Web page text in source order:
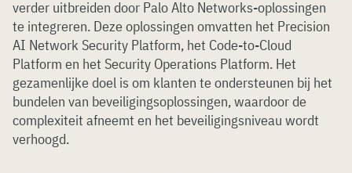
verder uitbreiden door Palo Alto Networks-oplossingen
te integreren. Deze oplossingen omvatten het Precision
AI Network Security Platform, het Code-to-Cloud
Platform en het Security Operations Platform. Het
gezamenlijke doel is om klanten te ondersteunen bij het
bundelen van beveiligingsoplossingen, waardoor de
complexiteit afneemt en het beveiligingsniveau wordt
verhoogd.